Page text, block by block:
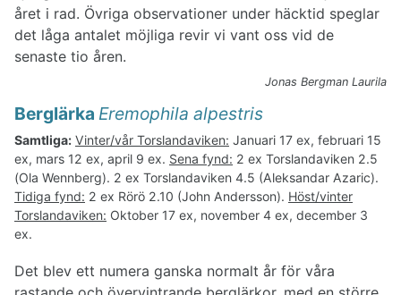
året i rad. Övriga observationer under häcktid speglar
det låga antalet möjliga revir vi vant oss vid de
senaste tio åren.
Jonas Bergman Laurila
Berglärka Eremophila alpestris
Samtliga: Vinter/vår Torslandaviken: Januari 17 ex, februari 15
ex, mars 12 ex, april 9 ex. Sena fynd: 2 ex Torslandaviken 2.5
(Ola Wennberg). 2 ex Torslandaviken 4.5 (Aleksandar Azaric).
Tidiga fynd: 2 ex Rörö 2.10 (John Andersson). Höst/vinter
Torslandaviken: Oktober 17 ex, november 4 ex, december 3
ex.
Det blev ett numera ganska normalt år för våra